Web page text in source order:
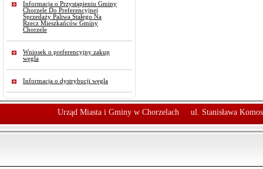
Informacja o Przystąpieniu Gminy
Chorzele Do Preferencyjnej
Sprzedaży Paliwa Stałego Na
Rzecz Mieszkańców Gminy
Chorzele
Wniosek o preferencyjny zakup
węgla
Informacja o dystrybucji węgla
Urząd Miasta i Gminy w Chorzelach ul. Stanisława